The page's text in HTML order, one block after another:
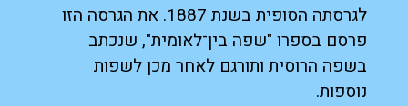
לגרסתה הסופית בשנת 1887. את הגרסה הזו
פרסם בספרו "שפה בין־לאומית", שנכתב
בשפה הרוסית ותורגם לאחר מכן לשפות
נוספות.